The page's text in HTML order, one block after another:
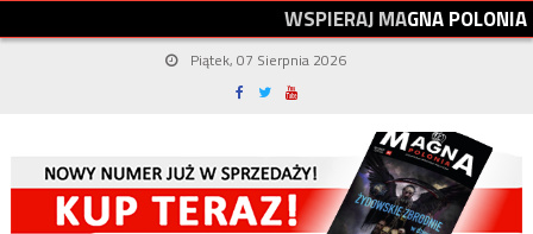
WSPIERAJMAGNAPOLONIA
Piątek, 07 Sierpnia 2026